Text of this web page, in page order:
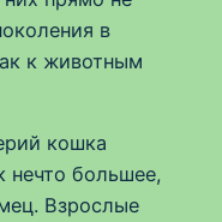
в
к животным
кошка
нечто большее,
Взрослые